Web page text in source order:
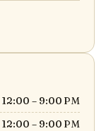
12:00 – 9:00 PM
12:00 – 9:00 PM